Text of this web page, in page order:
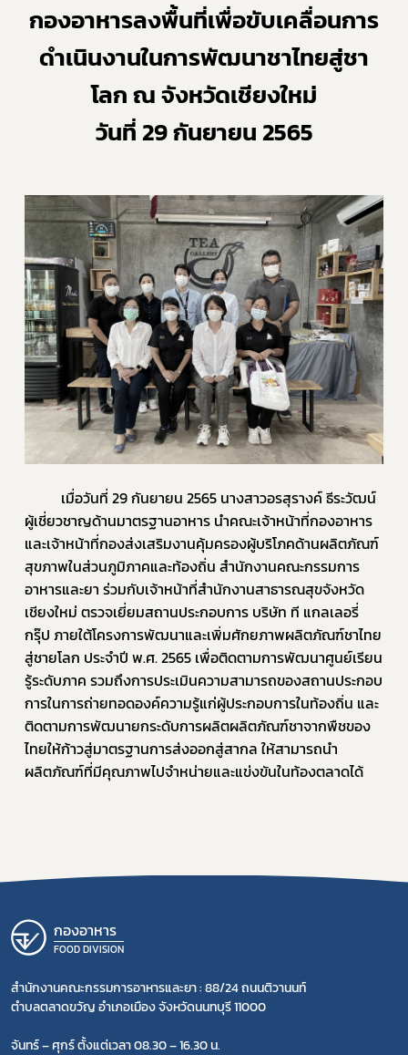
กองอาหาร​ลงพื้นที่เพื่อขับเคลื่อนการ
ดำเนินงานในการพัฒนาชาไทยสู่ชา
โลก ณ จังหวัดเชียงใหม่
วันที่ 29 กันยายน 2565
ผู้เชี่ยวชาญด้านมาตรฐานอาหาร นำคณะเจ้าหน้าที่กองอาหาร
และเจ้าหน้าที่กองส่งเสริมงานคุ้มครองผู้บริโภคด้านผลิตภัณฑ์
สุขภาพในส่วนภูมิภาคและท้องถิ่น สำนักงานคณะกรรมการ
อาหารและยา ร่วมกับเจ้าหน้าที่สำนักงานสาธารณสุขจังหวัด
เชียงใหม่ ตรวจเยี่ยมสถานประกอบการ บริษัท ที แกลเลอรี่
กรุ๊ป ภายใต้โครงการพัฒนาและเพิ่มศักยภาพผลิตภัณฑ์ชาไทย
สู่ชายโลก ประจำปี พ.ศ. 2565 เพื่อติดตามการพัฒนาศูนย์เรียน
รู้ระดับภาค รวมถึงการประเมินความสามารถของสถานประกอบ
การในการถ่ายทอดองค์ความรู้แก่ผู้ประกอบการในท้องถิ่น และ
ติดตามการพัฒนายกระดับการผลิตผลิตภัณฑ์ชาจากพืชของ
ไทยให้ก้าวสู่มาตรฐานการส่งออกสู่สากล ให้สามารถนำ
ผลิตภัณฑ์ที่มีคุณภาพไปจำหน่ายและแข่งขันในท้องตลาดได้
กองอาหาร
FOOD DIVISION
สำนักงานคณะกรรมการอาหารและยา : 88/24 ถนนติวานนท์
ตำบลตลาดขวัญ อำเภอเมือง จังหวัดนนทบุรี 11000
จันทร์ – ศุกร์ ตั้งแต่เวลา 08.30 – 16.30 น.